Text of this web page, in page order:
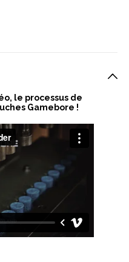
le processus de
Gamebore !